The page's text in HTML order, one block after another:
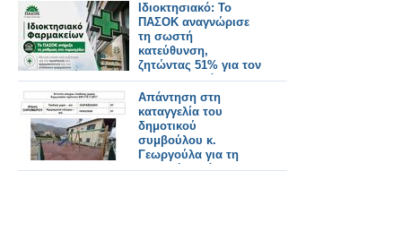
Ιδιοκτησιακό: Το
ΠΑΣΟΚ αναγνώρισε
τη σωστή
κατεύθυνση,
ζητώντας 51% για τον
φαρμακοποιό
Απάντηση στη
καταγγελία του
δημοτικού
συμβούλου κ.
Γεωργούλα για τη
παιδική χαρά